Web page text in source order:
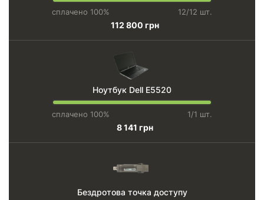
сплачено 100% 12/12 шт.
112 800 грн
Ноутбук Dell E5520
сплачено 100% 1/1 шт.
8 141 грн
Бездротова точка доступу